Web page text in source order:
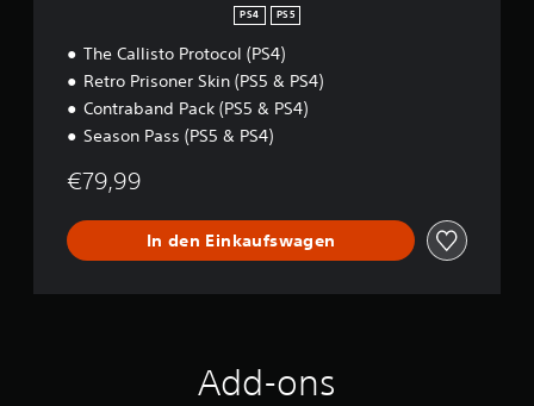
PS4 PS5
The Callisto Protocol (PS4)
Retro Prisoner Skin (PS5 & PS4)
Contraband Pack (PS5 & PS4)
Season Pass (PS5 & PS4)
€79,99
In den Einkaufswagen
Add-ons